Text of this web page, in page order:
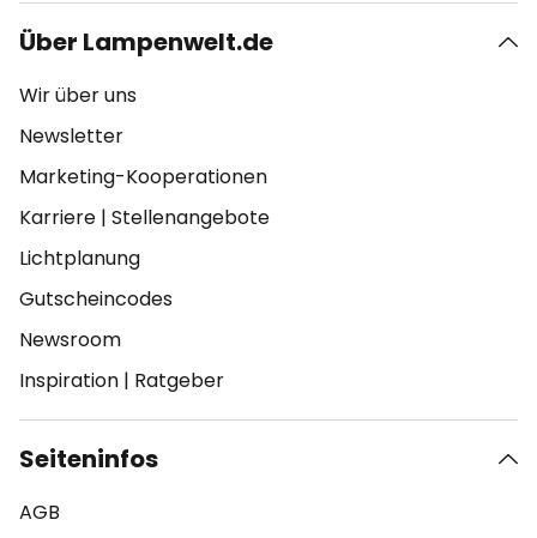
Über Lampenwelt.de
Wir über uns
Newsletter
Marketing-Kooperationen
Karriere | Stellenangebote
Lichtplanung
Gutscheincodes
Newsroom
Inspiration | Ratgeber
Seiteninfos
AGB